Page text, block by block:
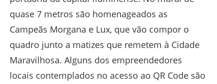
quase 7 metros são homenageados as
Campeãs Morgana e Lux, que vão compor o
quadro junto a matizes que remetem à Cidade
Maravilhosa. Alguns dos empreendedores
locais contemplados no acesso ao QR Code são